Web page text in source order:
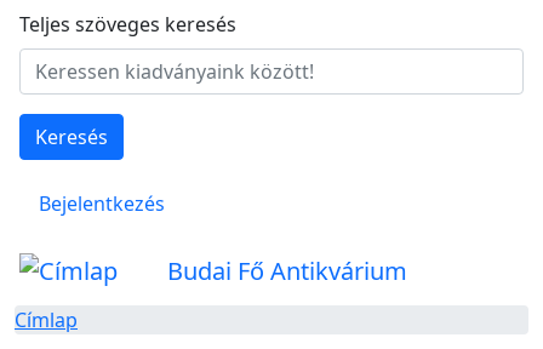
Ugrás a tartalomra
Teljes szöveges keresés
Keresés
Felhasználói fiók menüje
Bejelentkezés
Budai Fő Antikvárium
Címlap